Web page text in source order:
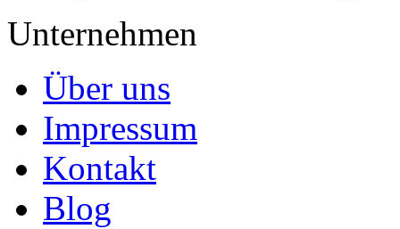
Unternehmen
Über uns
Impressum
Kontakt
Blog